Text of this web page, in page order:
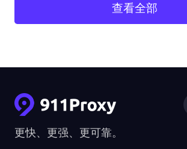
查看全部
更快、更强、更可靠。